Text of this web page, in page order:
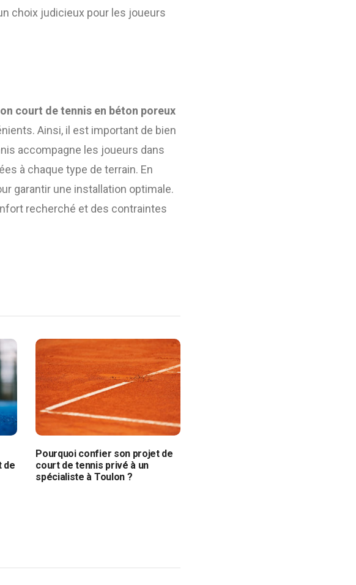
choix judicieux pour les joueurs
court de tennis en béton poreux
Ainsi, il est important de bien
accompagne les joueurs dans
à chaque type de terrain. En
garantir une installation optimale.
recherché et des contraintes
de
Pourquoi confier son projet de
court de tennis privé à un
spécialiste à Toulon ?